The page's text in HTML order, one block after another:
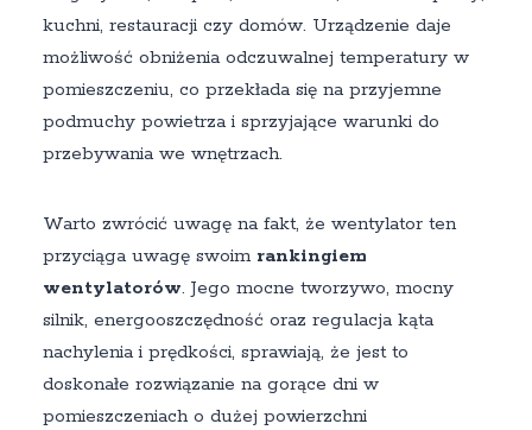
kuchni, restauracji czy domów. Urządzenie daje
możliwość obniżenia odczuwalnej temperatury w
pomieszczeniu, co przekłada się na przyjemne
podmuchy powietrza i sprzyjające warunki do
przebywania we wnętrzach.
Warto zwrócić uwagę na fakt, że wentylator ten
przyciąga uwagę swoim rankingiem
wentylatorów. Jego mocne tworzywo, mocny
silnik, energooszczędność oraz regulacja kąta
nachylenia i prędkości, sprawiają, że jest to
doskonałe rozwiązanie na gorące dni w
pomieszczeniach o dużej powierzchni